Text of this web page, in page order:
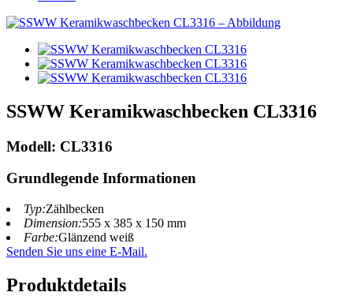
SSWW Keramikwaschbecken CL3316
Modell: CL3316
Grundlegende Informationen
Typ:Zählbecken
Dimension:555 x 385 x 150 mm
Farbe:Glänzend weiß
Senden Sie uns eine E-Mail.
Produktdetails